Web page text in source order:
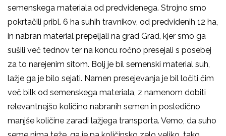
semenskega materiala od predvidenega. Strojno smo
pokrtačili pribl. 6 ha suhih travnikov, od predvidenih 12 ha,
in nabran material prepeljali na grad Grad, kjer smo ga
sušili več tednov ter na koncu ročno presejali s posebej
za to narejenim sitom. Bolj je bil semenski material suh,
lažje ga je bilo sejati. Namen presejevanja je bil ločiti čim
več bilk od semenskega materiala, z namenom dobiti
relevantnejšo količino nabranih semen in posledično
manjše količine zaradi lažjega transporta. Vemo, da suho